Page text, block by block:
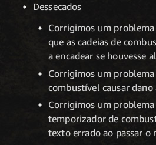
Dessecados
Corrigimos um
que as cadeias de
a encadear se houvesse
Corrigimos um
combustível causar
Corrigimos um
temporizador de
texto errado ao passar o